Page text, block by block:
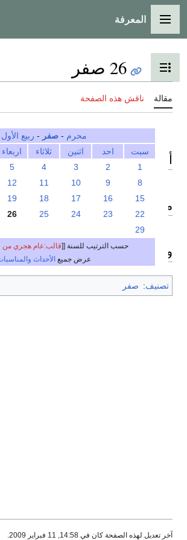
القائمة الرئيسية
المعرفة
تبديل عرض جدول المحتويات
26 صفر
مقالة ناقش هذه الصفحة
محرم -صفر - ربيع الأول
سبت
احد اثنين ثلاثاء اربعاء
1
2
3
4
5
8
9
10
11
12
15
16
17
18
19
22
23
24
25
26
29
حسب الترتيب للسنة [[قالب:عام هجري من عام
عرض جميعالأحداث
أحداث
مواليد
وفيات
تصنيف: صفر
آخر تعديل لهذه الصفحة كان في 14:58, 11 فبراير 2009.